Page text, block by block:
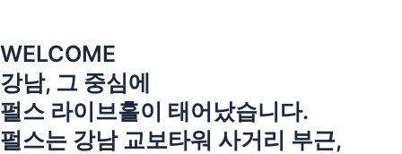
WELCOME
강남, 그 중심에
펄스 라이브홀이 태어났습니다.
펄스는 강남 교보타워 사거리 부근,